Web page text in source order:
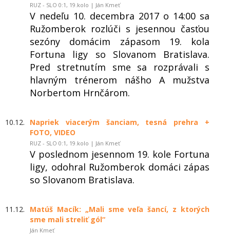
RUZ - SLO 0:1, 19.kolo | Ján Kmeť
V nedeľu 10. decembra 2017 o 14:00 sa
Ružomberok rozlúči s jesennou časťou
sezóny domácim zápasom 19. kola
Fortuna ligy so Slovanom Bratislava.
Pred stretnutím sme sa rozprávali s
hlavným trénerom nášho A mužstva
Norbertom Hrnčárom.
10.12.
Napriek viacerým šanciam, tesná prehra +
FOTO, VIDEO
RUZ - SLO 0:1, 19.kolo | Ján Kmeť
V poslednom jesennom 19. kole Fortuna
ligy, odohral Ružomberok domáci zápas
so Slovanom Bratislava.
11.12.
Matúš Macík: „Mali sme veľa šancí, z ktorých
sme mali streliť gól“
Ján Kmeť